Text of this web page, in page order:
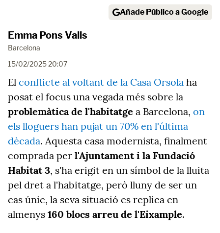
Añade Público a Google
Emma Pons Valls
Barcelona
15/02/2025 20:07
El conflicte al voltant de la Casa Orsola ha
posat el focus una vegada més sobre la
problemàtica de l'habitatge a Barcelona, on
els lloguers han pujat un 70% en l'última
dècada. Aquesta casa modernista, finalment
comprada per l'Ajuntament i la Fundació
Habitat 3, s'ha erigit en un símbol de la lluita
pel dret a l'habitatge, però lluny de ser un
cas únic, la seva situació es replica en
almenys 160 blocs arreu de l'Eixample.